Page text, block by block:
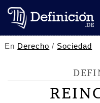
En Derecho / Sociedad